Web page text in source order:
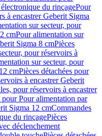
du rinçagePour
à encastrer Geberit Sigma
sur secteur, pour
cmPour alimentation sur
Sigma 8 cmPièces
pour réservoirs à
sur secteur, pour
cmPièces détachées pour
à encastrer Geberit
pour réservoirs à encastrer
pour Pour alimentation par
Sigma 12 cmCommandes
du rinçagePièces
déclenchement